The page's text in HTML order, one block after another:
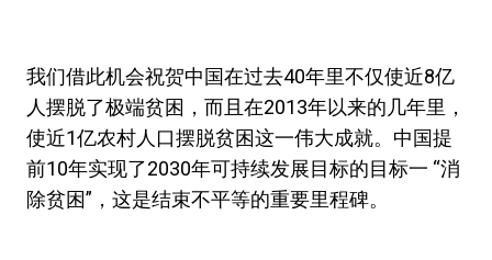
我们借此机会祝贺中国在过去40年里不仅使近8亿
人摆脱了极端贫困，而且在2013年以来的几年里，
使近1亿农村人口摆脱贫困这一伟大成就。中国提
前10年实现了2030年可持续发展目标的目标一 “消
除贫困”，这是结束不平等的重要里程碑。